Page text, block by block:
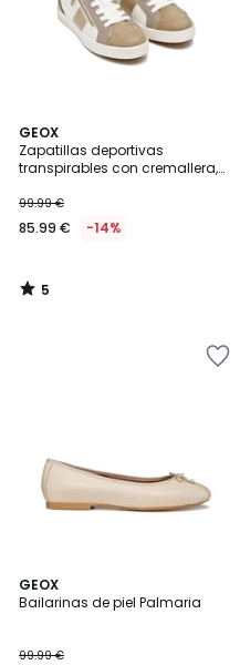
GEOX
Zapatillas deportivas
transpirables con cremallera,
99.99 €
85.99 € -14%
5
/
5
5
/
GEOX
Bailarinas de piel Palmaria
99.99 €
2
Colores